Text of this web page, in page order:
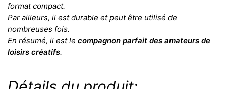
format compact.
Par ailleurs, il est durable et peut être utilisé de
nombreuses fois.
En résumé, il est le compagnon parfait des amateurs de
loisirs créatifs.